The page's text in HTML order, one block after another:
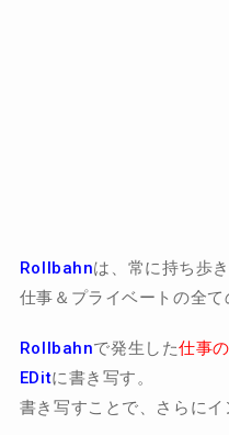
Rollbahnは、常に持ち歩き
仕事＆プライベートの全て
Rollbahnで発生した仕事
EDitに書き写す。
書き写すことで、さらにイ